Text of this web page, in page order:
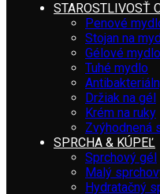
STAROSTLIVOSŤ
Penové
Stojan na
Gélové mydlo
Tuhé mydlo
Držiak na gél
Krém na ruky
Zvýhodnená
SPRCHA & KÚPEĽ
Sprchový gél
Malý
Hydratačný